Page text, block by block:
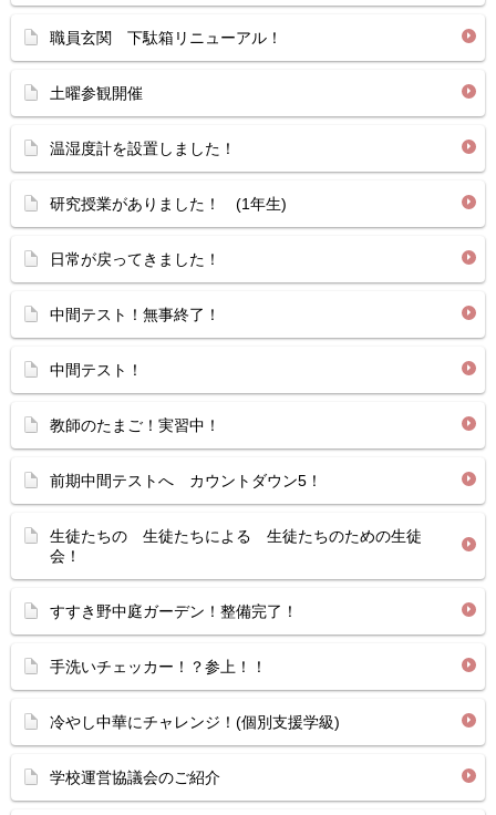
職員玄関 下駄箱リニューアル！
土曜参観開催
温湿度計を設置しました！
研究授業がありました！ (1年生)
日常が戻ってきました！
中間テスト！無事終了！
中間テスト！
教師のたまご！実習中！
前期中間テストへ カウントダウン5！
生徒たちの 生徒たちによる 生徒たちのための生徒
会！
すすき野中庭ガーデン！整備完了！
手洗いチェッカー！？参上！！
冷やし中華にチャレンジ！(個別支援学級)
学校運営協議会のご紹介